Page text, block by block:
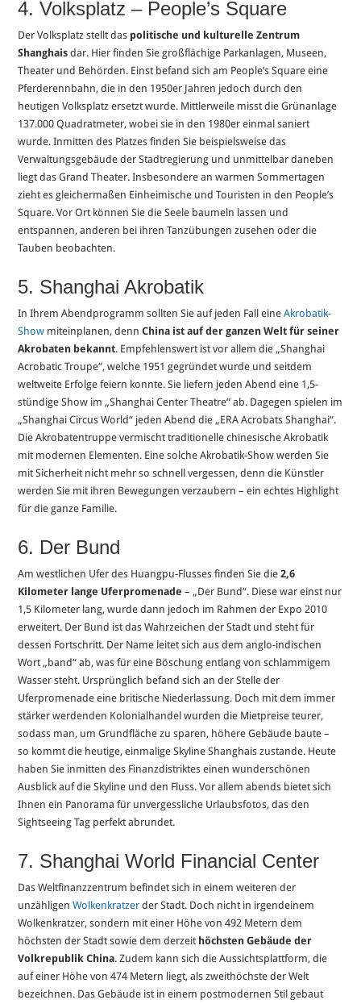
4. Volksplatz – People’s Square
Der Volksplatz stellt das politische und kulturelle Zentrum
Shanghais dar. Hier finden Sie großflächige Parkanlagen, Museen,
Theater und Behörden. Einst befand sich am People’s Square eine
Pferderennbahn, die in den 1950er Jahren jedoch durch den
heutigen Volksplatz ersetzt wurde. Mittlerweile misst die Grünanlage
137.000 Quadratmeter, wobei sie in den 1980er einmal saniert
wurde. Inmitten des Platzes finden Sie beispielsweise das
Verwaltungsgebäude der Stadtregierung und unmittelbar daneben
liegt das Grand Theater. Insbesondere an warmen Sommertagen
zieht es gleichermaßen Einheimische und Touristen in den People’s
Square. Vor Ort können Sie die Seele baumeln lassen und
entspannen, anderen bei ihren Tanzübungen zusehen oder die
Tauben beobachten.
5. Shanghai Akrobatik
In Ihrem Abendprogramm sollten Sie auf jeden Fall eineAkrobatik-
Show miteinplanen, dennChina ist auf der ganzen Welt für seiner
Akrobaten bekannt. Empfehlenswert ist vor allem die „Shanghai
Acrobatic Troupe“, welche 1951 gegründet wurde und seitdem
weltweite Erfolge feiern konnte. Sie liefern jeden Abend eine 1,5-
stündige Show im „Shanghai Center Theatre“ ab. Dagegen spielen im
„Shanghai Circus World“ jeden Abend die „ERA Acrobats Shanghai“.
Die Akrobatentruppe vermischt traditionelle chinesische Akrobatik
mit modernen Elementen. Eine solche Akrobatik-Show werden Sie
mit Sicherheit nicht mehr so schnell vergessen, denn die Künstler
werden Sie mit ihren Bewegungen verzaubern – ein echtes Highlight
für die ganze Familie.
6. Der Bund
Am westlichen Ufer des Huangpu-Flusses finden Sie die2,6
Kilometer lange Uferpromenade – „Der Bund“. Diese war einst nur
1,5 Kilometer lang, wurde dann jedoch im Rahmen der Expo 2010
erweitert. Der Bund ist das Wahrzeichen der Stadt und steht für
dessen Fortschritt. Der Name leitet sich aus dem anglo-indischen
Wort „band“ ab, was für eine Böschung entlang von schlammigem
Wasser steht. Ursprünglich befand sich an der Stelle der
Uferpromenade eine britische Niederlassung. Doch mit dem immer
stärker werdenden Kolonialhandel wurden die Mietpreise teurer,
sodass man, um Grundfläche zu sparen, höhere Gebäude baute –
so kommt die heutige, einmalige Skyline Shanghais zustande. Heute
haben Sie inmitten des Finanzdistriktes einen wunderschönen
Ausblick auf die Skyline und den Fluss. Vor allem abends bietet sich
Ihnen ein Panorama für unvergessliche Urlaubsfotos, das den
Sightseeing Tag perfekt abrundet.
7. Shanghai World Financial Center
Das Weltfinanzzentrum befindet sich in einem weiteren der
unzähligenWolkenkratzer der Stadt. Doch nicht in irgendeinem
Wolkenkratzer, sondern mit einer Höhe von 492 Metern dem
höchsten der Stadt sowie dem derzeit höchsten Gebäude der
Volkrepublik China. Zudem kann sich die Aussichtsplattform, die
auf einer Höhe von 474 Metern liegt, als zweithöchste der Welt
bezeichnen. Das Gebäude ist in einem postmodernen Stil gebaut